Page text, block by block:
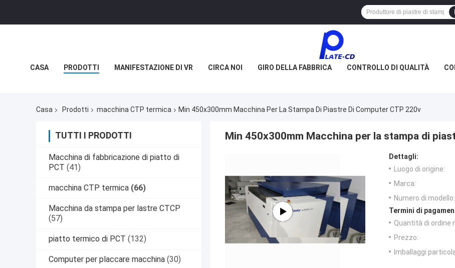
CASA PRODOTTI MANIFESTAZIONE DI VR CIRCA NOI GIRO DELLA FABBRICA CONTROLLO DI QUALITÀ
Casa Prodotti macchina CTP termica Min 450x300mm Macchina Per La Stampa Di Piastre Di Computer CTP 220v
TUTTI I PRODOTTI
Macchina di fabbricazione di piatto di
PCT (41)
macchina CTP termica (66)
Macchina da stampa per lastre CTCP
(57)
piatto termico di PCT (132)
Computer per placcare macchina (30)
Min 450x300mm Macchina per la stampa di
Dettagli:
Luogo di origine:
Marca:
Numero di modello:
Termini di
Quantità di ordine
Prezzo:
Imballaggi